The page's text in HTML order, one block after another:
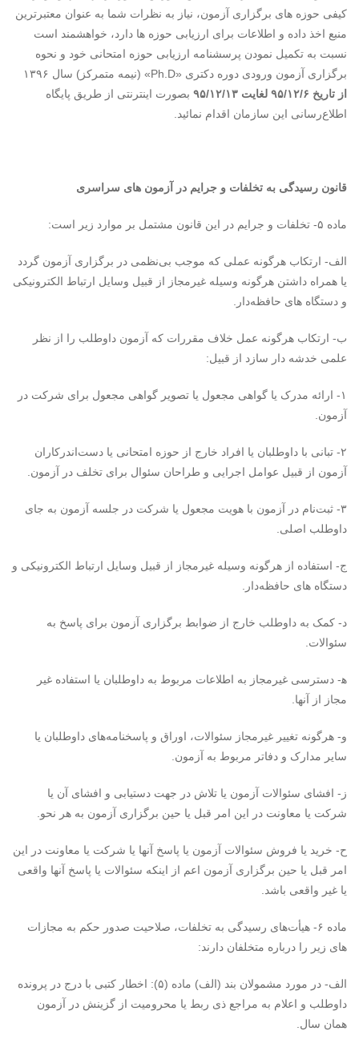
کیفی حوزه های برگزاری آزمون، نیاز به نظرات شما به عنوان معتبرترین
منبع اخذ داده و اطلاعات برای ارزیابی حوزه ها دارد، خواهشمند است
نسبت به تکمیل نمودن پرسشنامه ارزیابی حوزه امتحانی خود و نحوه
برگزاری آزمون ورودی دوره دکتری «Ph.D» (نیمه متمرکز) سال ۱۳۹۶
از تاریخ ۹۵/۱۲/۶ لغایت ۹۵/۱۲/۱۳
بصورت اینترنتی از طریق پایگاه
اطلاع‌رسانی این سازمان اقدام نمائید.
قانون رسیدگی به تخلفات و جرایم در آزمون های سراسری
ماده ۵- تخلفات و جرایم در این قانون مشتمل بر موارد زیر است:
الف- ارتکاب هرگونه عملی که موجب بی‌نظمی در برگزاری آزمون گردد
یا همراه داشتن هرگونه وسیله غیرمجاز از قبیل وسایل ارتباط الکترونیکی
و دستگاه های حافظه‌دار.
ب- ارتکاب هرگونه عمل خلاف مقررات که آزمون داوطلب را از نظر
علمی خدشه دار سازد از قبیل:
۱- ارائه مدرک یا گواهی مجعول یا تصویر گواهی مجعول برای شرکت در
آزمون.
۲- تبانی با داوطلبان یا افراد خارج از حوزه امتحانی یا دست‌اندرکاران
آزمون از قبیل عوامل اجرایی و طراحان سئوال برای تخلف در آزمون.
۳- ثبت‌نام در آزمون با هویت مجعول یا شرکت در جلسه آزمون به جای
داوطلب اصلی.
ج- استفاده از هرگونه وسیله غیرمجاز از قبیل وسایل ارتباط الکترونیکی و
دستگاه های حافظه‌دار.
د- کمک به داوطلب خارج از ضوابط برگزاری آزمون برای پاسخ به
سئوالات.
ه‍- دسترسی غیرمجاز به اطلاعات مربوط به داوطلبان یا استفاده غیر
مجاز از آنها.
و- هرگونه تغییر غیرمجاز سئوالات، اوراق و پاسخنامه‌های داوطلبان یا
سایر مدارک و دفاتر مربوط به آزمون.
ز- افشای سئوالات آزمون یا تلاش در جهت دستیابی و افشای آن یا
شرکت یا معاونت در این امر قبل یا حین برگزاری آزمون به هر نحو.
ح- خرید یا فروش سئوالات آزمون یا پاسخ آنها یا شرکت یا معاونت در این
امر قبل یا حین برگزاری آزمون اعم از اینکه سئوالات یا پاسخ آنها واقعی
یا غیر واقعی باشد.
ماده ۶- هیأت‌های رسیدگی به تخلفات، صلاحیت صدور حکم به مجازات
های زیر را درباره متخلفان دارند:
الف- در مورد مشمولان بند (الف) ماده (۵): اخطار کتبی با درج در پرونده
داوطلب و اعلام به مراجع ذی ربط یا محرومیت از گزینش در آزمون
همان سال.